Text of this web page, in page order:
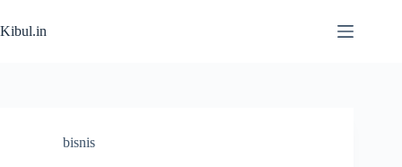
to
content
Kibul.in
bisnis